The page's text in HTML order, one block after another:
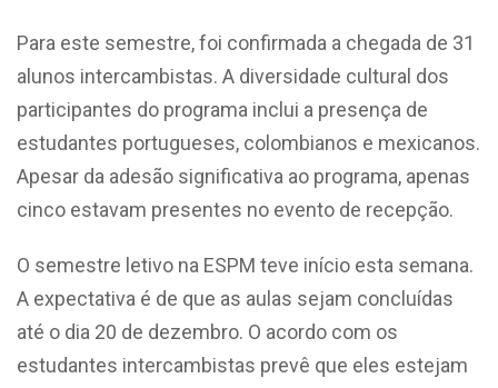
Para este semestre, foi confirmada a chegada de 31
alunos intercambistas. A diversidade cultural dos
participantes do programa inclui a presença de
estudantes portugueses, colombianos e mexicanos.
Apesar da adesão significativa ao programa, apenas
cinco estavam presentes no evento de recepção.
O semestre letivo na ESPM teve início esta semana.
A expectativa é de que as aulas sejam concluídas
até o dia 20 de dezembro. O acordo com os
estudantes intercambistas prevê que eles estejam